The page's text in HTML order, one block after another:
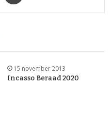
15 november 2013
Incasso Beraad 2020